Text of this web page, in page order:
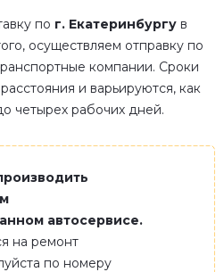
по г. Екатеринбургу в
осуществляем отправку по
компании. Сроки
и варьируются, как
четырех рабочих дней.
автосервисе.
на ремонт
по номеру